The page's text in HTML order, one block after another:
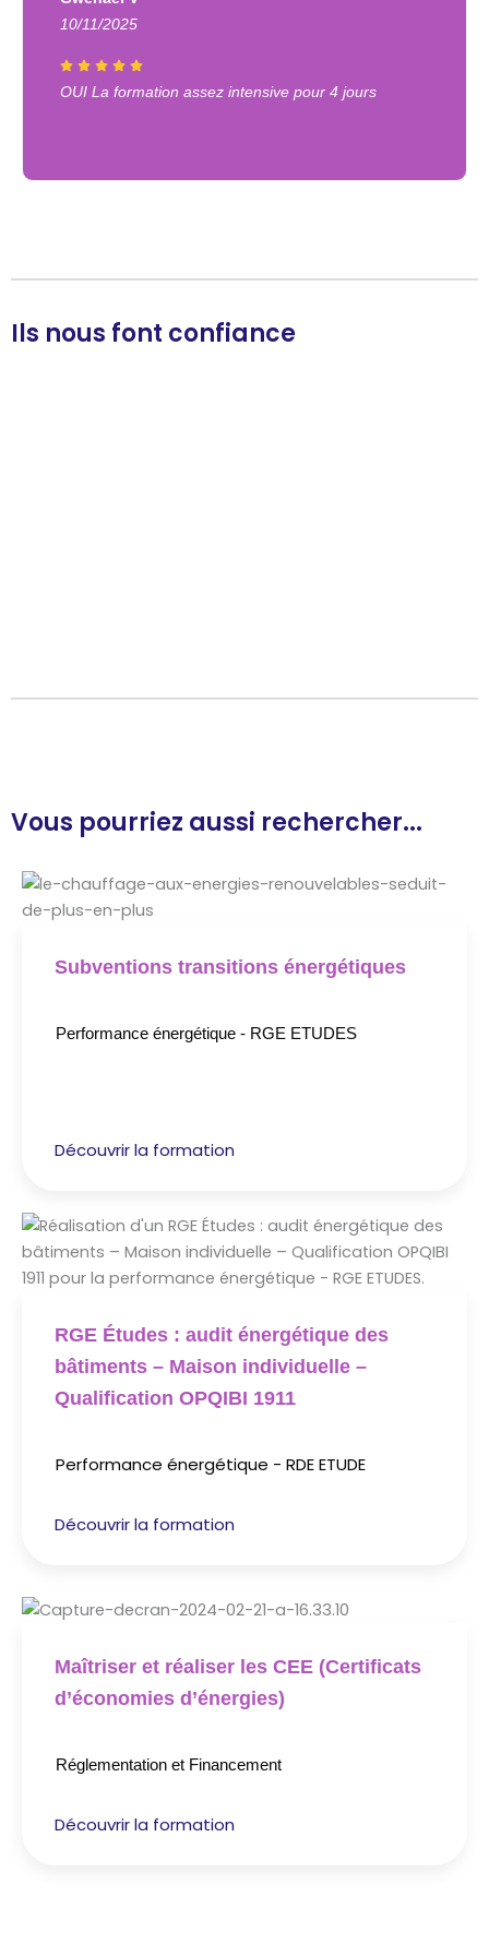
10/11/2025
OUI La formation assez intensive pour 4 jours
Ils nous font confiance
Vous pourriez aussi rechercher...
Subventions transitions énergétiques
Performance énergétique - RGE ETUDES
Découvrir la formation
RGE Études : audit énergétique des
bâtiments – Maison individuelle –
Qualification OPQIBI 1911
Performance énergétique - RDE ETUDE
Découvrir la formation
Maîtriser et réaliser les CEE (Certificats
d’économies d’énergies)
Réglementation et Financement
Découvrir la formation